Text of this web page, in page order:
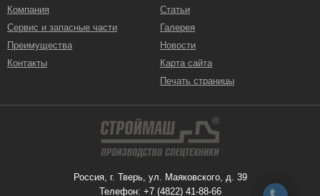
Компания
Сервис и запасные части
Преимущества
Контакты
Статьи
Галерея
Новости
Карта сайта
Печать страницы
Россия, г. Тверь, ул. Маяковского, д. 39
Телефон: +7 (4822) 41-88-66